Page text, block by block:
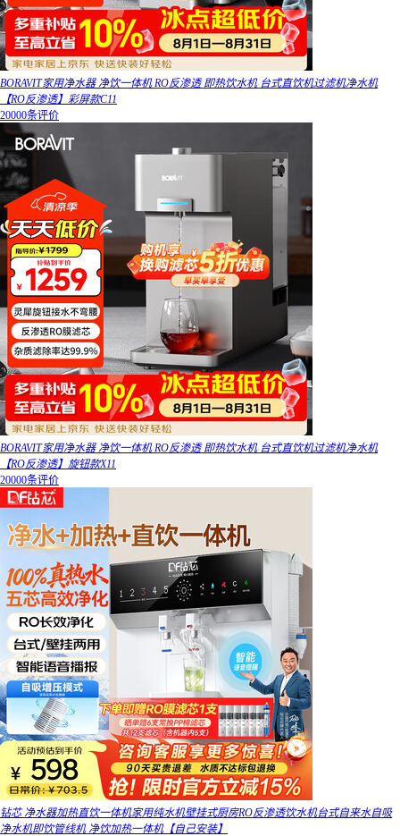
BORAVIT家用净水器 净饮一体机 RO反渗透 即热饮水机 台式直饮机过滤机净水机
【RO反渗透】彩屏款C11
20000条评价
BORAVIT家用净水器 净饮一体机 RO反渗透 即热饮水机 台式直饮机过滤机净水机
【RO反渗透】旋钮款X11
20000条评价
钻芯 净水器加热直饮一体机家用纯水机壁挂式厨房RO反渗透饮水机台式自来水自吸
净水机即饮管线机 净饮加热一体机【自己安装】